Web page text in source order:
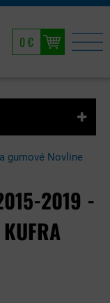
0 €
gumové Novline
2019 -